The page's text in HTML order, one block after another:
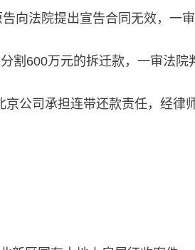
向法院提出宣告合同无效，一
割600万元的拆迁款，一审法
公司承担连带还款责任，经律